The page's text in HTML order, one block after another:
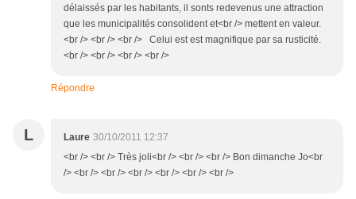
délaissés par les habitants, il sonts redevenus une attraction
que les municipalités consolident et<br /> mettent en valeur.
<br /> <br /> <br /> Celui est est magnifique par sa rusticité.
<br /> <br /> <br /> <br />
Répondre
L Laure 30/10/2011 12:37
<br /> <br /> Très joli<br /> <br /> <br /> Bon dimanche Jo<br
/> <br /> <br /> <br /> <br /> <br /> <br />